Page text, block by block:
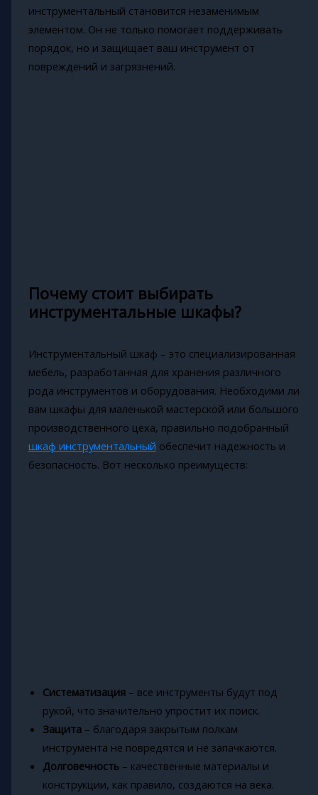
инструментальный становится незаменимым
элементом. Он не только помогает поддерживать
порядок, но и защищает ваш инструмент от
повреждений и загрязнений.
Почему стоит выбирать
инструментальные шкафы?
Инструментальный шкаф – это специализированная
мебель, разработанная для хранения различного
рода инструментов и оборудования. Необходими ли
вам шкафы для маленькой мастерской или большого
производственного цеха, правильно подобранный
шкаф инструментальный обеспечит надежность и
безопасность. Вот несколько преимуществ:
Систематизация– все инструменты будут под
рукой, что значительно упростит их поиск.
Защита– благодаря закрытым полкам
инструмента не повредятся и не запачкаются.
Долговечность– качественные материалы и
конструкции, как правило, создаются на века.